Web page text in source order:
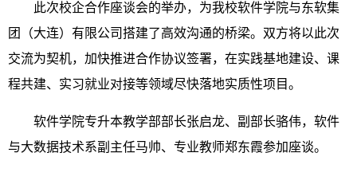
此次校企合作座谈会的举办，为我校软件学院与东软集
团（大连）有限公司搭建了高效沟通的桥梁。双方将以此次
交流为契机，加快推进合作协议签署，在实践基地建设、课
程共建、实习就业对接等领域尽快落地实质性项目。
软件学院专升本教学部部长张启龙、副部长骆伟，软件
与大数据技术系副主任马帅、专业教师郑东霞参加座谈。